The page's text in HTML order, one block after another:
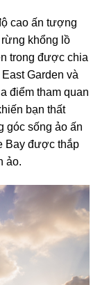
cao ấn tượng
khổng lồ
trong được chia
Garden và
điểm tham quan
bạn thất
góc sống ảo ấn
Bay được thắp
ảo.